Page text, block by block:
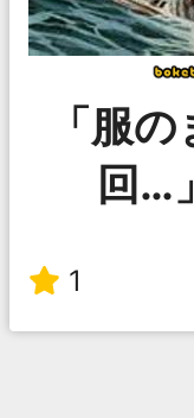
「服
回…
1